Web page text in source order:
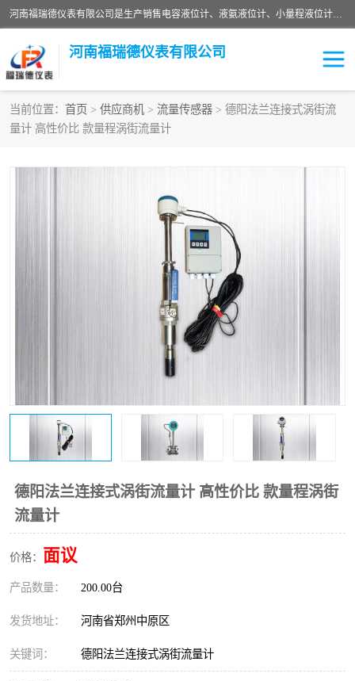
河南福瑞德仪表有限公司是生产销售电容液位计、液氨液位计、小量程液位计定制、智能锅炉水位计、液氮液位计等；并在产品开发、研制的过程中，吸取国内外仪器仪表的技术精华，建立了一支高、精、尖的科研开发队伍，使产品性能不断升级。
河南福瑞德仪表有限公司
当前位置： 首页 > 供应商机 > 流量传感器 > 德阳法兰连接式涡街流
量计 高性价比 款量程涡街流量计
德阳法兰连接式涡街流量计 高性价比 款量程涡街
流量计
价格： 面议
产品数量： 200.00台
发货地址： 河南省郑州中原区
关键词： 德阳法兰连接式涡街流量计
液位计
液氮液位计
液位计传感器定制
物位计
测漏仪
智能锅炉水位计 电容液位计
流量仪表